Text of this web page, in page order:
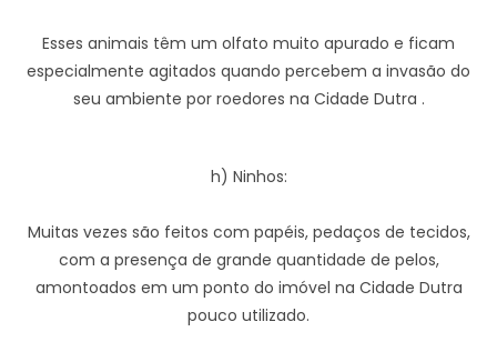
Esses animais têm um olfato muito apurado e ficam
especialmente agitados quando percebem a invasão do
seu ambiente por roedores na Cidade Dutra .
h) Ninhos:
Muitas vezes são feitos com papéis, pedaços de tecidos,
com a presença de grande quantidade de pelos,
amontoados em um ponto do imóvel na Cidade Dutra
pouco utilizado.